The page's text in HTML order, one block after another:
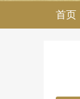
首页